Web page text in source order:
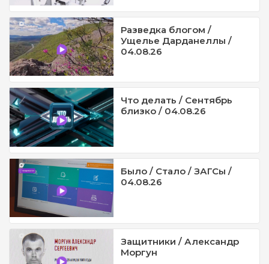
Разведка блогом /
Ущелье Дарданеллы /
04.08.26
Что делать / Сентябрь
близко / 04.08.26
Было / Стало / ЗАГСы /
04.08.26
Защитники / Александр
Моргун